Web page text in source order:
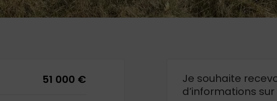
51 000 €
Je souhaite
d’informations